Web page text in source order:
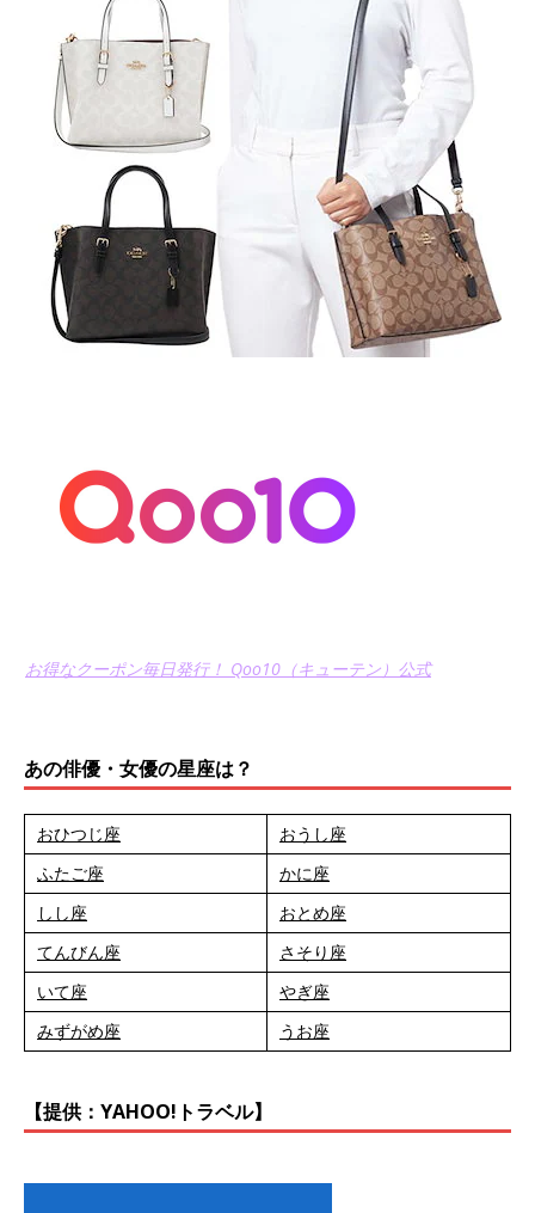
お得なクーポン毎日発行！ Qoo10（キューテン）公式
あの俳優・女優の星座は？
おひつじ座
おうし座
ふたご座
かに座
しし座
おとめ座
てんびん座
さそり座
いて座
やぎ座
みずがめ座
うお座
【提供：YAHOO!トラベル】